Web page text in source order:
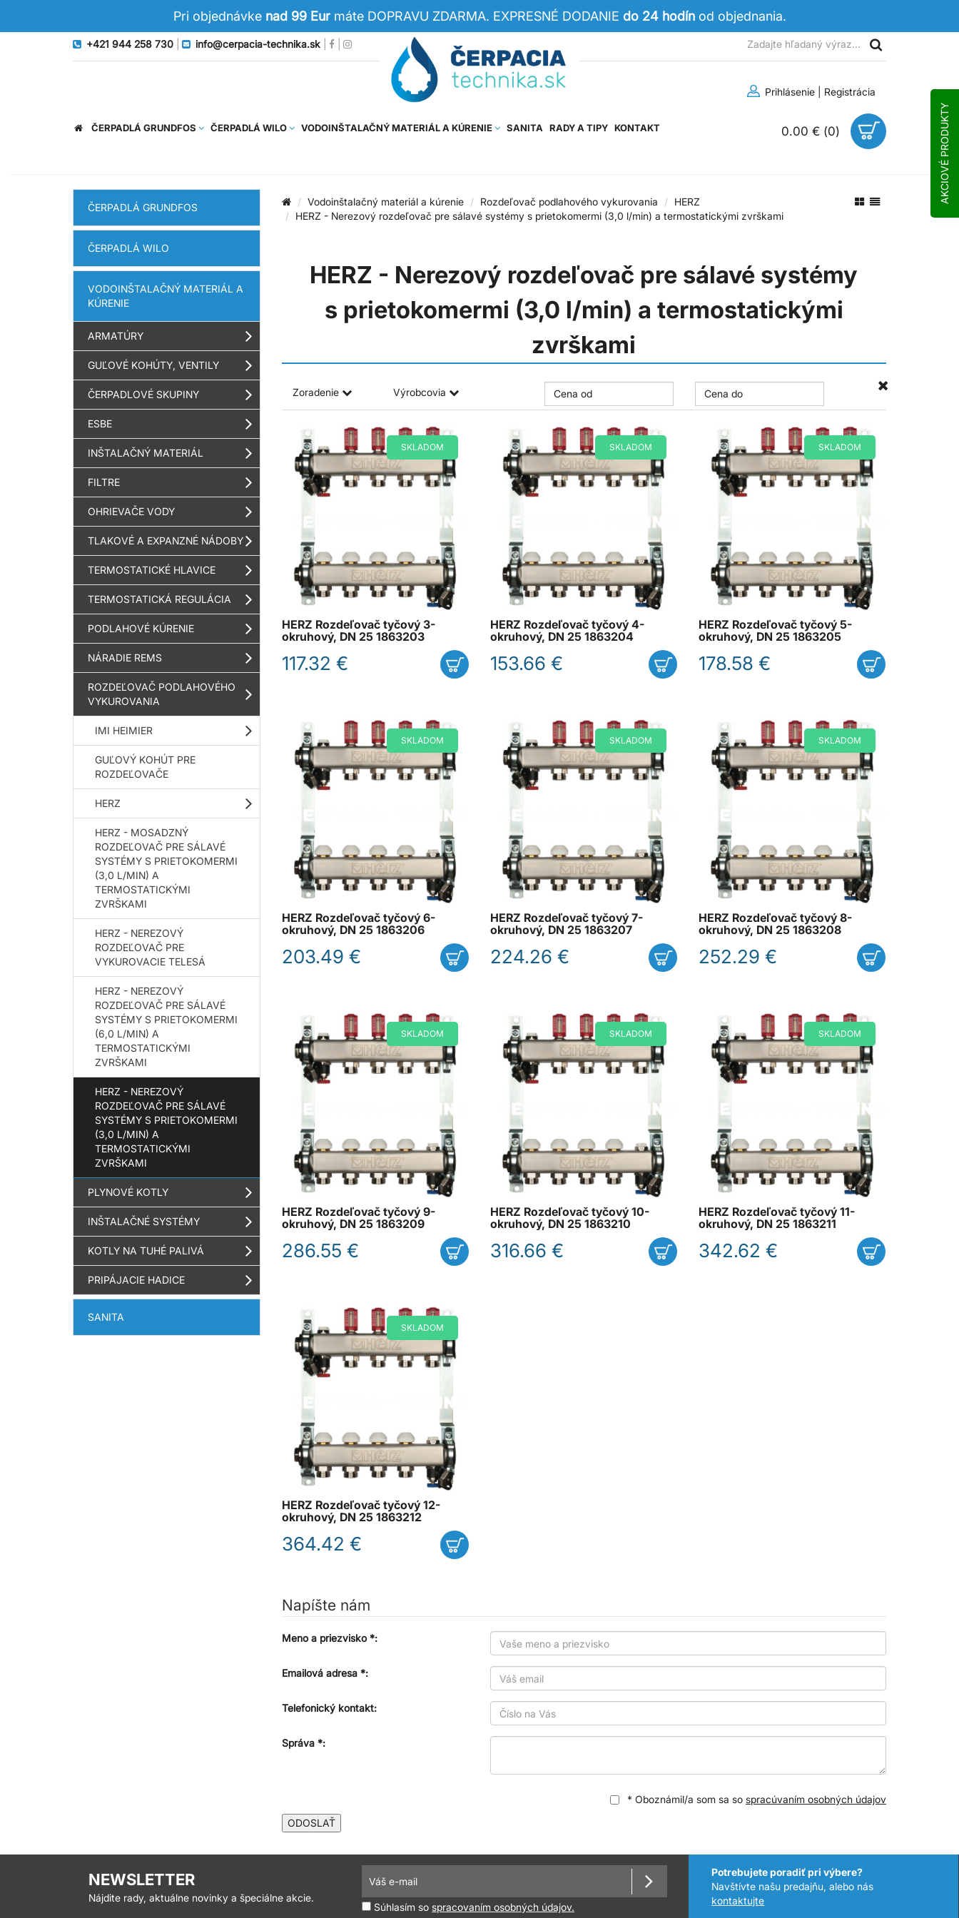
Pri objednávke nad 99 Eur máte DOPRAVU ZDARMA. EXPRESNÉ DODANIE do 24 hodín od objednania.
AKCIOVÉ PRODUKTY
+421 944 258 730 info@cerpacia-technika.sk
Prihlásenie Registrácia
0.00 € (0)
ČERPADLÁ GRUNDFOS ČERPADLÁ WILO VODOINŠTALAČNÝ MATERIÁL A KÚRENIE SANITA RADY A TIPY KONTAKT
ČERPADLÁ GRUNDFOS
ČERPADLÁ WILO
VODOINŠTALAČNÝ MATERIÁL A
KÚRENIE
ARMATÚRY
GUĽOVÉ KOHÚTY, VENTILY
ČERPADLOVÉ SKUPINY
ESBE
INŠTALAČNÝ MATERIÁL
FILTRE
OHRIEVAČE VODY
TLAKOVÉ A EXPANZNÉ NÁDOBY
TERMOSTATICKÉ HLAVICE
TERMOSTATICKÁ REGULÁCIA
PODLAHOVÉ KÚRENIE
NÁRADIE REMS
ROZDEĽOVAČ PODLAHOVÉHO
VYKUROVANIA
IMI HEIMIER
GUĽOVÝ KOHÚT PRE
ROZDEĽOVAČE
HERZ
HERZ - MOSADZNÝ
ROZDEĽOVAČ PRE SÁLAVÉ
SYSTÉMY S PRIETOKOMERMI
(3,0 L/MIN) A
TERMOSTATICKÝMI
ZVRŠKAMI
HERZ - NEREZOVÝ
ROZDEĽOVAČ PRE
VYKUROVACIE TELESÁ
HERZ - NEREZOVÝ
ROZDEĽOVAČ PRE SÁLAVÉ
SYSTÉMY S PRIETOKOMERMI
(6,0 L/MIN) A
TERMOSTATICKÝMI
ZVRŠKAMI
HERZ - NEREZOVÝ
ROZDEĽOVAČ PRE SÁLAVÉ
SYSTÉMY S PRIETOKOMERMI
(3,0 L/MIN) A
TERMOSTATICKÝMI
ZVRŠKAMI
PLYNOVÉ KOTLY
INŠTALAČNÉ SYSTÉMY
KOTLY NA TUHÉ PALIVÁ
PRIPÁJACIE HADICE
SANITA
Vodoinštalačný materiál a kúrenie Rozdeľovač podlahového vykurovania
HERZ
HERZ - Nerezový rozdeľovač pre sálavé systémy s prietokomermi (3,0 l/min) a termostatickými zvrškami
HERZ - Nerezový rozdeľovač pre sálavé systémy
s prietokomermi (3,0 l/min) a termostatickými
zvrškami
Zoradenie Výrobcovia
SKLADOM
HERZ Rozdeľovač tyčový 3-
okruhový, DN 25 1863203
117.32 €
SKLADOM
HERZ Rozdeľovač tyčový 4-
okruhový, DN 25 1863204
153.66 €
SKLADOM
HERZ Rozdeľovač tyčový 5-
okruhový, DN 25 1863205
178.58 €
SKLADOM
HERZ Rozdeľovač tyčový 6-
okruhový, DN 25 1863206
203.49 €
SKLADOM
HERZ Rozdeľovač tyčový 7-
okruhový, DN 25 1863207
224.26 €
SKLADOM
HERZ Rozdeľovač tyčový 8-
okruhový, DN 25 1863208
252.29 €
SKLADOM
HERZ Rozdeľovač tyčový 9-
okruhový, DN 25 1863209
286.55 €
SKLADOM
HERZ Rozdeľovač tyčový 10-
okruhový, DN 25 1863210
316.66 €
SKLADOM
HERZ Rozdeľovač tyčový 11-
okruhový, DN 25 1863211
342.62 €
SKLADOM
HERZ Rozdeľovač tyčový 12-
okruhový, DN 25 1863212
364.42 €
Napíšte nám
Meno a priezvisko *:
Emailová adresa *:
Telefonický kontakt:
Správa *:
* Oboznámil/a som sa so spracúvaním osobných údajov
ODOSLAŤ
NEWSLETTER
Nájdite rady, aktuálne novinky a špeciálne akcie.
Súhlasím so spracovaním osobných údajov.
Potrebujete poradiť pri výbere?
Navštívte našu predajňu, alebo nás
kontaktujte